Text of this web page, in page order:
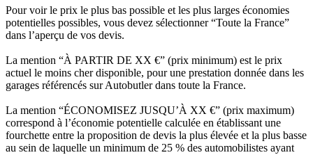
Pour voir le prix le plus bas possible et les plus larges économies
potentielles possibles, vous devez sélectionner “Toute la France”
dans l’aperçu de vos devis.
La mention “À PARTIR DE XX €” (prix minimum) est le prix
actuel le moins cher disponible, pour une prestation donnée dans les
garages référencés sur Autobutler dans toute la France.
La mention “ÉCONOMISEZ JUSQU’À XX €” (prix maximum)
correspond à l’économie potentielle calculée en établissant une
fourchette entre la proposition de devis la plus élevée et la plus basse
au sein de laquelle un minimum de 25 % des automobilistes ayant